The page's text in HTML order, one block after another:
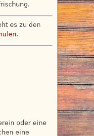
es zu den
.
oder eine
eine